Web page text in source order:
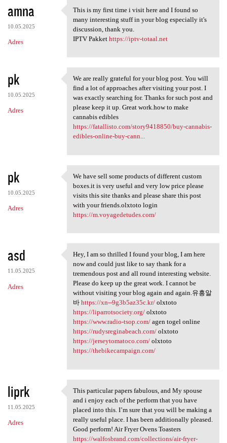
amna
10.05.2025
Adres
This is my first time i visit
This is my first time i visit here and I found so
many interesting stuff in your blog especially it's
discussion, thank you.
IPTV Pakket https://iptv-totaal.net
pk
10.05.2025
Adres
We are really grateful for
We are really grateful for your blog post. You will
find a lot of approaches after visiting your post. I
was exactly searching for. Thanks for such post and
please keep it up. Great work.how to make
cannabis edibles
https://fatallisto.com/story9418850/buy-cannabis-
edibles-online-buy-cann...
pk
10.05.2025
Adres
We have sell some products of
We have sell some products of different custom
boxes.it is very useful and very low price please
visits this site thanks and please share this post
with your friends.olxtoto login
https://m.voyagedetudes.com/
asd
11.05.2025
Adres
Hey, I am so thrilled I found
Hey, I am so thrilled I found your blog, I am here
now and could just like to say thank for a
tremendous post and all round interesting website.
Please do keep up the great work. I cannot be
without visiting your blog again and again.유흥알
바 https://xn--9g3b5az35c.kr/olxtoto
https://liparrotsociety.org/olxtoto
https://www.radio-tsop.com/agen togel online
https://rudysreginabeach.com/olxtoto
https://jerseytomatoco.com/olxtoto
https://thebikecampaign.com/
liprk
11.05.2025
Adres
This particular papers
This particular papers fabulous, and My spouse
and i enjoy each of the perform that you have
placed into this. I’m sure that you will be making a
really useful place. I has been additionally pleased.
Good perform! Air Fryer Ovens Toasters
https://walfosbrand.com/collections/air-fryer-